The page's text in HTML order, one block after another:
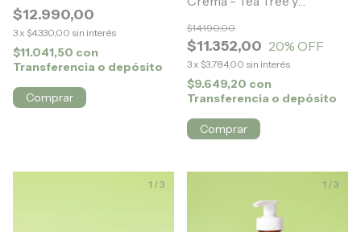
$12.990,00
3x $4.330,00 sin interés
$11.041,50 con
Transferencia o depósito
Comprar
$11.352,00
$14.190,00
20% OFF
3x $3.784,00 sin interés
$9.649,20 con
Transferencia o depósito
1 /3 1 / 3